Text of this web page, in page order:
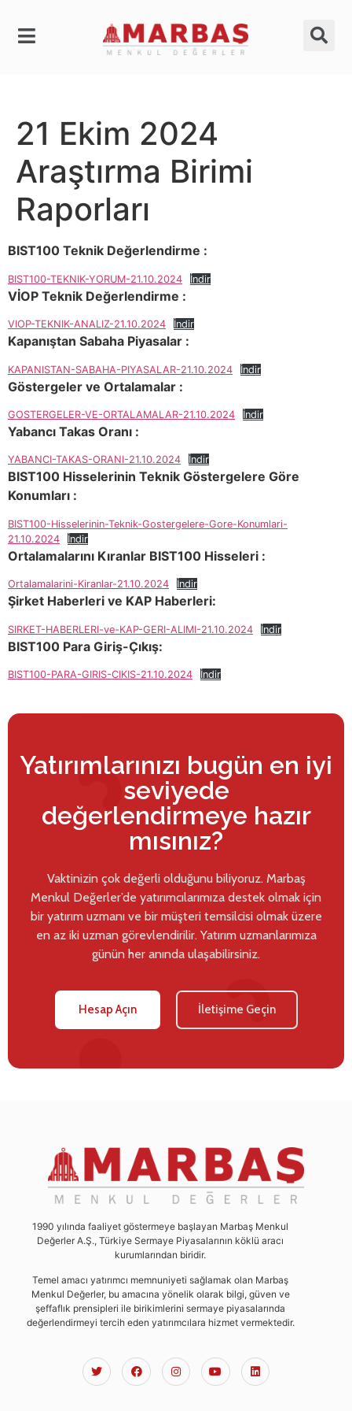
21 Ekim 2024
Araştırma Birimi
Raporları
BIST100 Teknik Değerlendirme :
BIST100-TEKNIK-YORUM-21.10.2024 İndir
VİOP Teknik Değerlendirme :
VIOP-TEKNIK-ANALIZ-21.10.2024 İndir
Kapanıştan Sabaha Piyasalar :
KAPANISTAN-SABAHA-PIYASALAR-21.10.2024 İndir
Göstergeler ve Ortalamalar :
GOSTERGELER-VE-ORTALAMALAR-21.10.2024 İndir
Yabancı Takas Oranı :
YABANCI-TAKAS-ORANI-21.10.2024 İndir
BIST100 Hisselerinin Teknik Göstergelere Göre
Konumları :
BIST100-Hisselerinin-Teknik-Gostergelere-Gore-Konumlari-
21.10.2024
İndir
Ortalamalarını Kıranlar BIST100 Hisseleri :
Ortalamalarini-Kiranlar-21.10.2024 İndir
Şirket Haberleri ve KAP Haberleri:
SIRKET-HABERLERI-ve-KAP-GERI-ALIMI-21.10.2024 İndir
BIST100 Para Giriş-Çıkış:
BIST100-PARA-GIRIS-CIKIS-21.10.2024 İndir
Yatırımlarınızı bugün en iyi
seviyede
değerlendirmeye hazır
mısınız?
Vaktinizin çok değerli olduğunu biliyoruz. Marbaş
Menkul Değerler’de yatırımcılarımıza destek olmak için
bir yatırım uzmanı ve bir müşteri temsilcisi olmak üzere
en az iki uzman görevlendirilir. Yatırım uzmanlarımıza
günün her anında ulaşabilirsiniz.
Hesap Açın İletişime Geçin
1990 yılında faaliyet göstermeye başlayan Marbaş Menkul
Değerler A.Ş., Türkiye Sermaye Piyasalarının köklü aracı
kurumlarından biridir.
Temel amacı yatırımcı memnuniyeti sağlamak olan Marbaş
Menkul Değerler, bu amacına yönelik olarak bilgi, güven ve
şeffaflık prensipleri ile birikimlerini sermaye piyasalarında
değerlendirmeyi tercih eden yatırımcılara hizmet vermektedir.